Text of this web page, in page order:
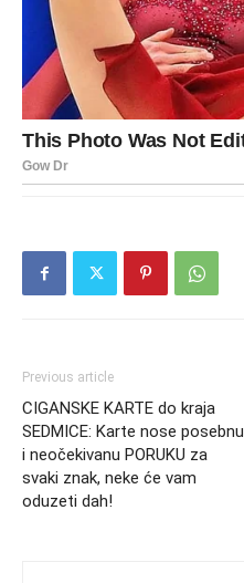
Previous article
CIGANSKE KARTE do kraja
SEDMICE: Karte nose posebnu
i neočekivanu PORUKU za
svaki znak, neke će vam
oduzeti dah!